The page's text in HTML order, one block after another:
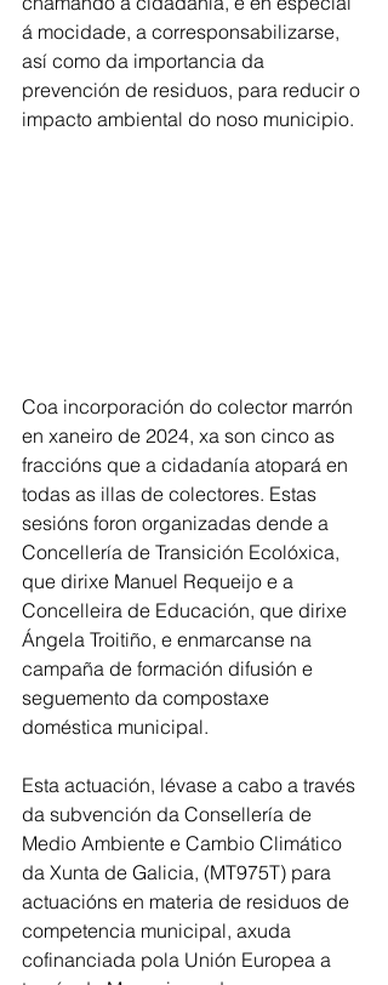
á mocidade, a corresponsabilizarse,
así como da importancia da
prevención de residuos, para reducir o
impacto ambiental do noso municipio.
Coa incorporación do colector marrón
en xaneiro de 2024, xa son cinco as
fraccións que a cidadanía atopará en
todas as illas de colectores. Estas
sesións foron organizadas dende a
Concellería de Transición Ecolóxica,
que dirixe Manuel Requeijo e a
Concelleira de Educación, que dirixe
Ángela Troitiño, e enmarcanse na
campaña de formación difusión e
seguemento da compostaxe
doméstica municipal.
Esta actuación, lévase a cabo a través
da subvención da Consellería de
Medio Ambiente e Cambio Climático
da Xunta de Galicia, (MT975T) para
actuacións en materia de residuos de
competencia municipal, axuda
cofinanciada pola Unión Europea a